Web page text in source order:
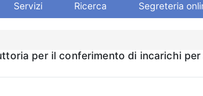
Servizi Ricerca Segreteria
per il conferimento di incarichi